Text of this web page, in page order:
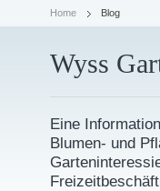
Home Blog
Wyss
Eine
Blumen- und